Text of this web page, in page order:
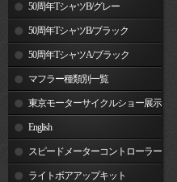
50周年TシャツB/グレー
50周年TシャツB/ブラック
50周年TシャツA/ブラック
マフラー種類別一覧
東京モーターサイクルショー展示
車両 English
スピードメーターコントローラー
ライトボアアップキット